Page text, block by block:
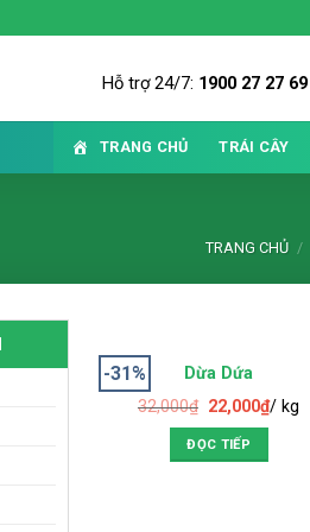
Hỗ trợ 24/7: 1900 27 27 69
TRANG CHỦ TRÁI CÂY
TRANG CHỦ /
-31% HẾT HÀNG
Dừa Dứa
32,000₫ 22,000₫/ kg
ĐỌC TIẾP